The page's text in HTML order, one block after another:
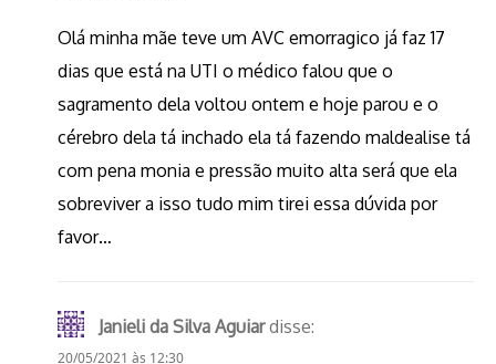
Olá minha mãe teve um AVC emorragico já faz 17
dias que está na UTI o médico falou que o
sagramento dela voltou ontem e hoje parou e o
cérebro dela tá inchado ela tá fazendo maldealise tá
com pena monia e pressão muito alta será que ela
sobreviver a isso tudo mim tirei essa dúvida por
favor…
Janieli da Silva Aguiar disse:
20/05/2021 às 12:30